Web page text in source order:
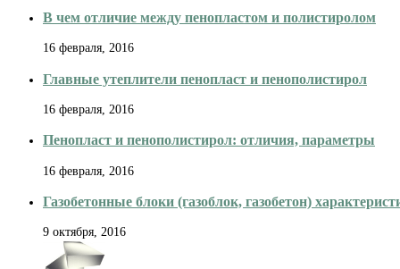
В чем отличие между пенопластом и полистиролом
16 февраля, 2016
Главные утеплители пенопласт и пенополистирол
16 февраля, 2016
Пенопласт и пенополистирол: отличия, параметры
16 февраля, 2016
Газобетонные блоки (газоблок, газобетон)
9 октября, 2016